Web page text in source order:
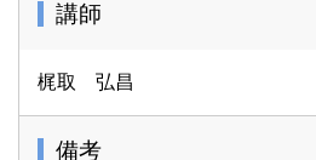
講師
梶取 弘昌
備考